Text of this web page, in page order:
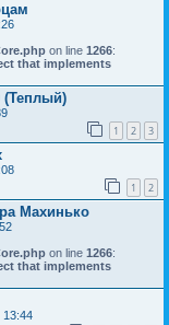
on line 1266:
that implements
(Теплый)
1 2 3
1 2
Махинько
on line 1266:
that implements
13:44